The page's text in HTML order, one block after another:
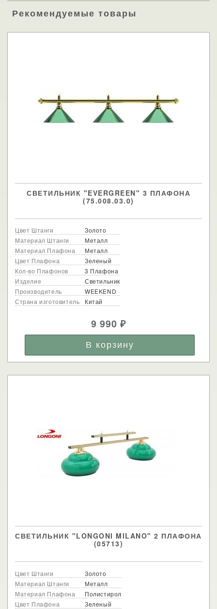
Рекомендуемые товары
СВЕТИЛЬНИК "EVERGREEN" 3 ПЛАФОНА
(75.008.03.0)
Цвет Штанги
Золото
Материал Штанги
Металл
Материал Плафона
Металл
Цвет Плафона
Зеленый
Кол-во Плафонов
3 Плафона
Изделие
Светильник
Производитель
WEEKEND
Страна изготовитель
Китай
9 990₽
СВЕТИЛЬНИК "LONGONI MILANO" 2 ПЛАФОНА
(05713)
Цвет Штанги
Золото
Материал Штанги
Металл
Материал Плафона
Полистирол
Цвет Плафона
Зеленый